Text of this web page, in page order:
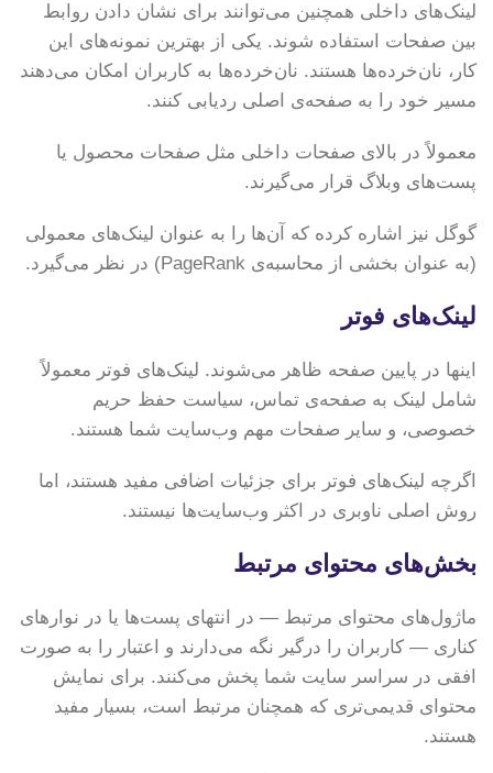
لینک‌های داخلی همچنین می‌توانند برای نشان دادن روابط
بین صفحات استفاده شوند. یکی از بهترین نمونه‌های این
کار، نان‌خرده‌ها هستند. نان‌خرده‌ها به کاربران امکان می‌دهند
مسیر خود را به صفحه‌ی اصلی ردیابی کنند.
معمولاً در بالای صفحات داخلی مثل صفحات محصول یا
پست‌های وبلاگ قرار می‌گیرند.
گوگل نیز اشاره کرده که آن‌ها را به عنوان لینک‌های معمولی
(به عنوان بخشی از محاسبه‌ی PageRank) در نظر می‌گیرد.
لینک‌های فوتر
اینها در پایین صفحه ظاهر می‌شوند. لینک‌های فوتر معمولاً
شامل لینک به صفحه‌ی تماس، سیاست حفظ حریم
خصوصی، و سایر صفحات مهم وب‌سایت شما هستند.
اگرچه لینک‌های فوتر برای جزئیات اضافی مفید هستند، اما
روش اصلی ناوبری در اکثر وب‌سایت‌ها نیستند.
بخش‌های محتوای مرتبط
ماژول‌های محتوای مرتبط — در انتهای پست‌ها یا در نوارهای
کناری — کاربران را درگیر نگه می‌دارند و اعتبار را به صورت
افقی در سراسر سایت شما پخش می‌کنند. برای نمایش
محتوای قدیمی‌تری که همچنان مرتبط است، بسیار مفید
هستند.